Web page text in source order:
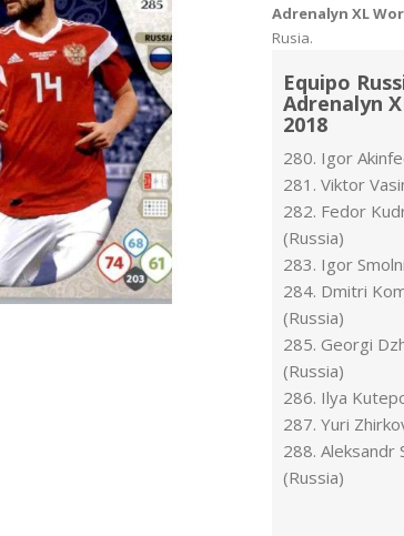
Adrenalyn XL
Rusia.
Equipo
Adrenalyn
2018
280. Igor
281. Viktor
282. Fedor
(Russia)
283. Igor
284. Dmitri
(Russia)
285. Georgi
(Russia)
286. Ilya
287. Yuri
288. Aleksandr
(Russia)